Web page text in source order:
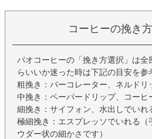
コーヒーの挽き
パオコーヒーの「挽き方選択」は
らいいか迷った時は下記の目安を参
粗挽き：パーコレーター、ネルドリ
中挽き：ペーパードリップ、コーヒ
細挽き：サイフォン、水出しでいれ
極細挽き：エスプレッソでいれる
ウダー状の細かさです）